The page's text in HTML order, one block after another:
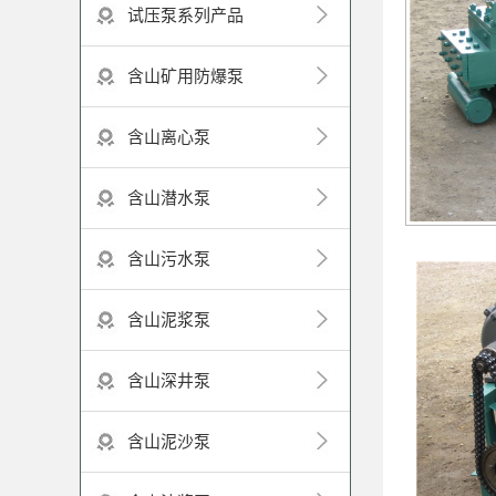
试压泵系列产品
含山矿用防爆泵
含山离心泵
含山潜水泵
含山污水泵
含山泥浆泵
含山深井泵
含山泥沙泵